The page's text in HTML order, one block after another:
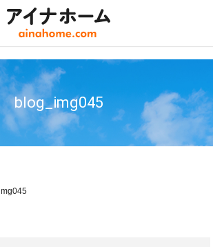
blog_img045